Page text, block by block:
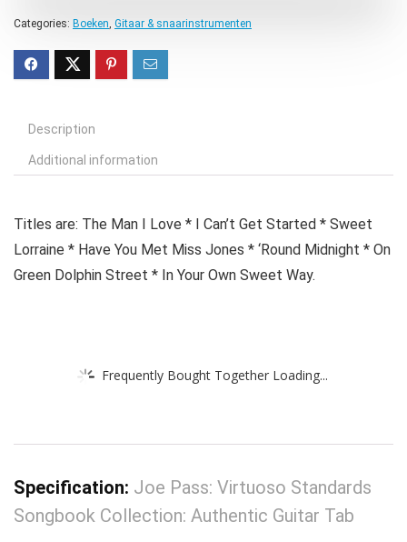
Categories: Boeken, Gitaar & snaarinstrumenten
Description
Additional information
Titles are: The Man I Love * I Can’t Get Started * Sweet
Lorraine * Have You Met Miss Jones * ‘Round Midnight * On
Green Dolphin Street * In Your Own Sweet Way.
Frequently Bought Together Loading...
Specification: Joe Pass: Virtuoso Standards
Songbook Collection: Authentic Guitar Tab